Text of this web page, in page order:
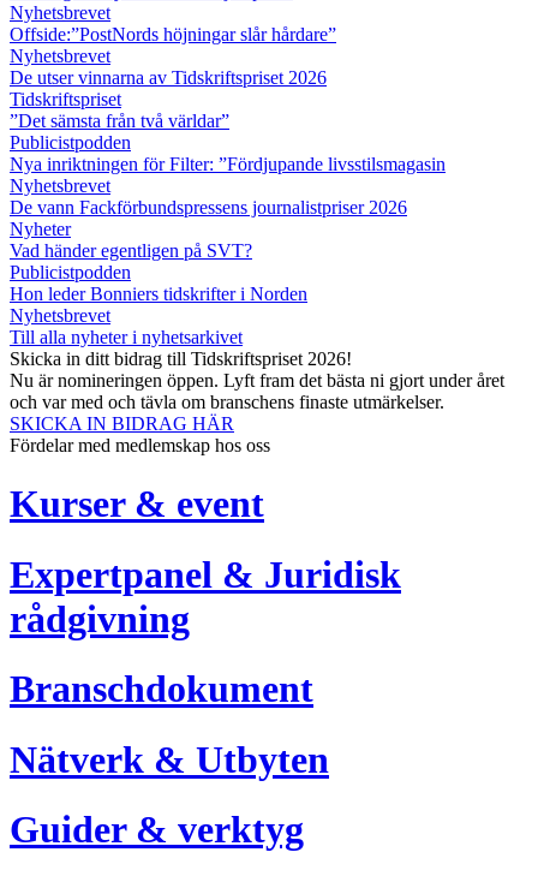
Nyhetsbrevet
Offside:”PostNords höjningar slår hårdare”
Nyhetsbrevet
De utser vinnarna av Tidskriftspriset 2026
Tidskriftspriset
”Det sämsta från två världar”
Publicistpodden
Nya inriktningen för Filter: ”Fördjupande livsstilsmagasin
Nyhetsbrevet
De vann Fackförbundspressens journalistpriser 2026
Nyheter
Vad händer egentligen på SVT?
Publicistpodden
Hon leder Bonniers tidskrifter i Norden
Nyhetsbrevet
Till alla nyheter i nyhetsarkivet
Skicka in ditt bidrag till Tidskriftspriset 2026!
Nu är nomineringen öppen. Lyft fram det bästa ni gjort under året
och var med och tävla om branschens finaste utmärkelser.
SKICKA IN BIDRAG HÄR
Fördelar med medlemskap hos oss
Kurser & event
Expertpanel & Juridisk
rådgivning
Branschdokument
Nätverk & Utbyten
Guider & verktyg